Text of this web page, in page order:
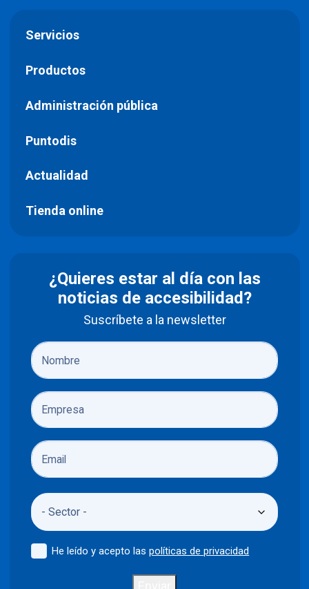
Servicios
Productos
Administración pública
Puntodis
Actualidad
Tienda online
¿Quieres estar al día con las
noticias de accesibilidad?
Suscríbete a la newsletter
He leído y acepto laspolíticas de privacidad